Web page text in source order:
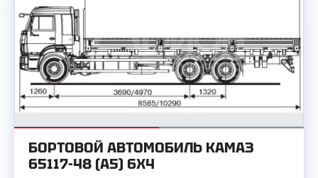
БОРТОВОЙ АВТОМОБИЛЬ КАМАЗ
65117-48 (А5) 6X4